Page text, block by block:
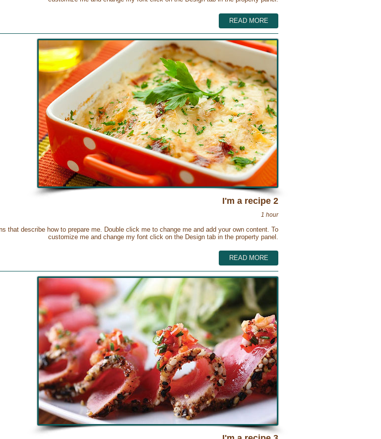
READ MORE
I'm a recipe 2
1 hour
that describe how to prepare me. Double click me to change me and add your own content. To
customize me and change my font click on the Design tab in the property panel.
READ MORE